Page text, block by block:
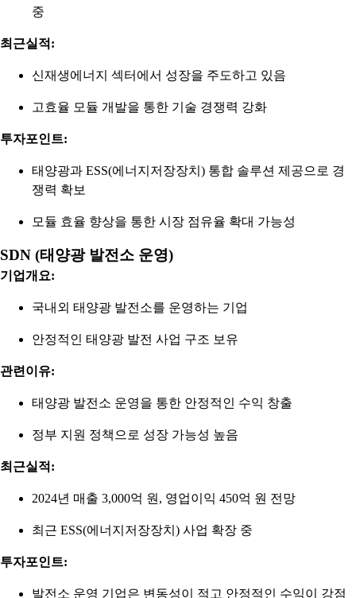
중
최근실적:
신재생에너지 섹터에서 성장을 주도하고 있음
고효율 모듈 개발을 통한 기술 경쟁력 강화
투자포인트:
태양광과 ESS(에너지저장장치) 통합 솔루션 제공으로 경
쟁력 확보
모듈 효율 향상을 통한 시장 점유율 확대 가능성
SDN (태양광 발전소 운영)
기업개요:
국내외 태양광 발전소를 운영하는 기업
안정적인 태양광 발전 사업 구조 보유
관련이유:
태양광 발전소 운영을 통한 안정적인 수익 창출
정부 지원 정책으로 성장 가능성 높음
최근실적:
2024년 매출 3,000억 원, 영업이익 450억 원 전망
최근 ESS(에너지저장장치) 사업 확장 중
투자포인트:
발전소 운영 기업은 변동성이 적고 안정적인 수익이 강점